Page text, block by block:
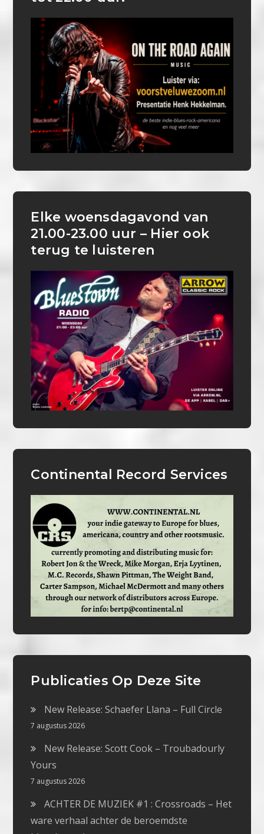
Elke woensdagavond van
21.00-23.00 uur – Hier ook
terug te luisteren
Continental Record Services
Publicaties Op Deze Site
New Release: Schaefer Llana – Full Circle
7 augustus 2026
New Release: Scott Cook – Troubadourly
Yours
7 augustus 2026
ACHTER DE MUZIEK #1 : Crossroads – Het
ware verhaal achter de beroemdste